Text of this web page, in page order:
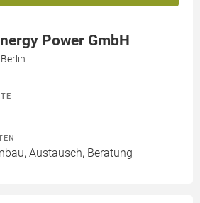
Power GmbH
Austausch, Beratung